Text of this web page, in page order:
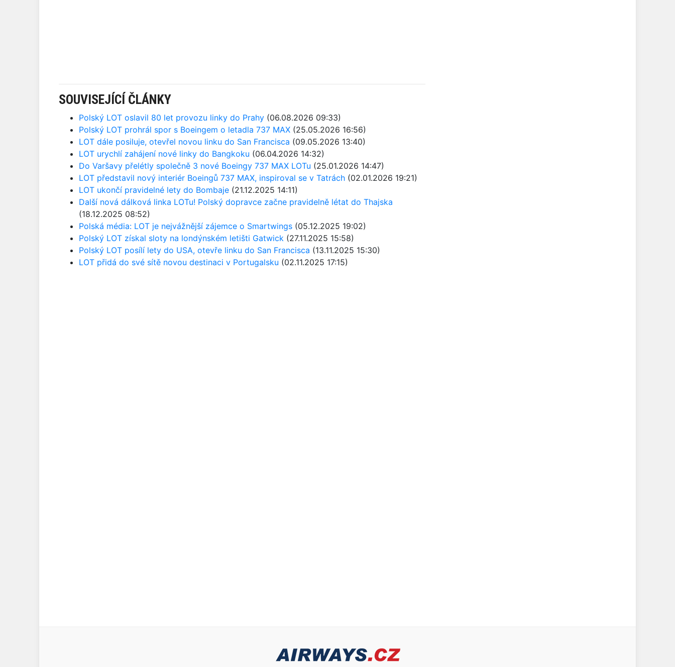
SOUVISEJÍCÍ ČLÁNKY
Polský LOT oslavil 80 let provozu linky do Prahy (06.08.2026 09:33)
Polský LOT prohrál spor s Boeingem o letadla 737 MAX (25.05.2026 16:56)
LOT dále posiluje, otevřel novou linku do San Francisca (09.05.2026 13:40)
LOT urychlí zahájení nové linky do Bangkoku (06.04.2026 14:32)
Do Varšavy přelétly společně 3 nové Boeingy 737 MAX LOTu (25.01.2026 14:47)
LOT představil nový interiér Boeingů 737 MAX, inspiroval se v Tatrách (02.01.2026 19:21)
LOT ukončí pravidelné lety do Bombaje (21.12.2025 14:11)
Další nová dálková linka LOTu! Polský dopravce začne pravidelně létat do Thajska
(18.12.2025 08:52)
Polská média: LOT je nejvážnější zájemce o Smartwings (05.12.2025 19:02)
Polský LOT získal sloty na londýnském letišti Gatwick (27.11.2025 15:58)
Polský LOT posílí lety do USA, otevře linku do San Francisca (13.11.2025 15:30)
LOT přidá do své sítě novou destinaci v Portugalsku (02.11.2025 17:15)